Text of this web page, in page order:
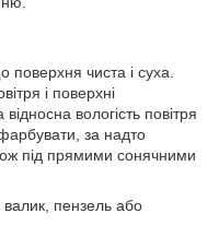
чиста і суха.
і поверхні
вологість повітря
за надто
під прямими сонячними
пензель або